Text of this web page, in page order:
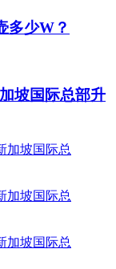
多少W？
坡国际总部升